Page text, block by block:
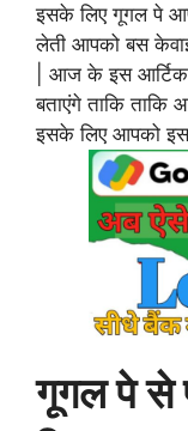
इसके लिए गूगल पे
लेती आपको बस
| आज के इस
बताएंगे ताकि
इसके लिए आपको इस
गूगल पे से